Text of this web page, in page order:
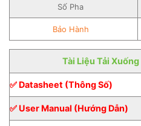
Số Pha
Bảo Hành
Tài Liệu Tải Xuống
✅ Datasheet (Thông Số)
✅ User Manual (Hướng Dẫn)